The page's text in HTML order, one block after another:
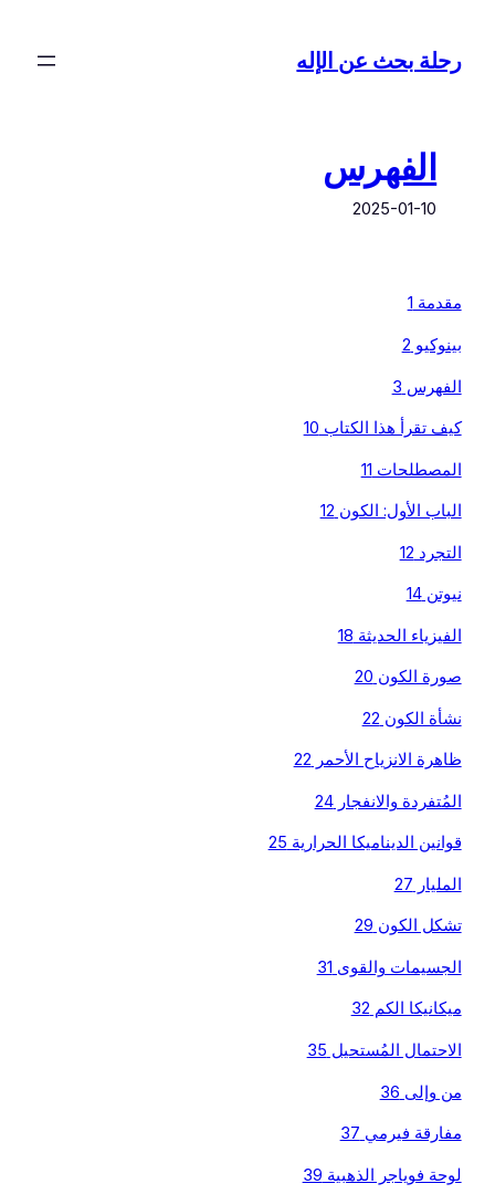
المحتوى
رحلة بحث عن الإله
الفهرس
2025-01-10
مقدمة 1
بينوكيو 2
الفهرس 3
كيف تقرأ هذا الكتاب 10
المصطلحات 11
الباب الأول: الكون 12
التجرد 12
نيوتن 14
الفيزياء الحديثة 18
صورة الكون 20
نشأة الكون 22
ظاهرة الانزياح الأحمر 22
المُتفردة والانفجار 24
قوانين الديناميكا الحرارية 25
المليار 27
تشكل الكون 29
الجسيمات والقوى 31
ميكانيكا الكم 32
الاحتمال المُستحيل 35
من وإلى 36
مفارقة فيرمي 37
لوحة فوياجر الذهبية 39